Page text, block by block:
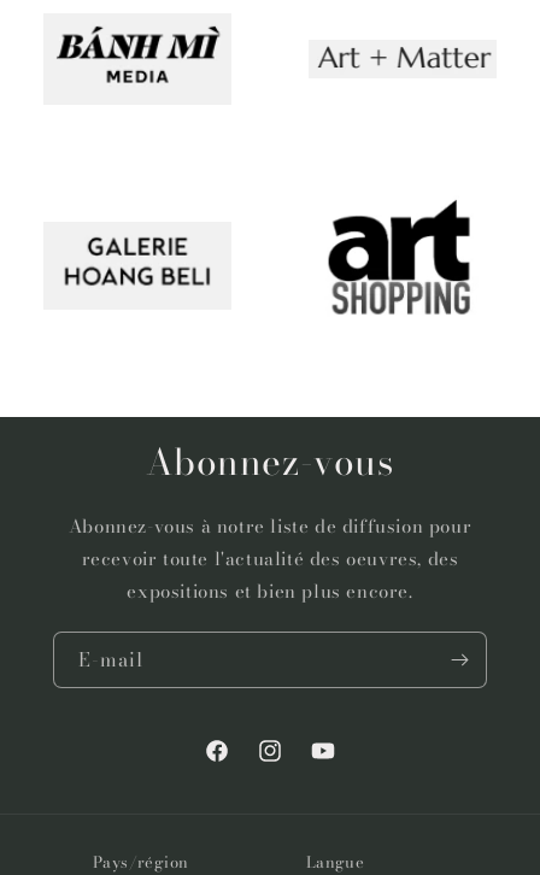
Abonnez-vous
Abonnez-vous à notre liste de diffusion pour
recevoir toute l'actualité des oeuvres, des
expositions et bien plus encore.
E-mail
FacebookInstagramYouTube
Pays/région Langue